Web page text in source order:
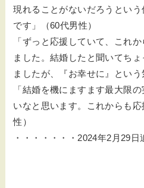
現れることがないだろうとい
です」（60代男性）
「ずっと応援していて、これ
ました。結婚したと聞いてち
ましたが、『お幸せに』という
「結婚を機にますます最大限
いなと思います。これからも
性）
・・・・・・・2024年2月29日